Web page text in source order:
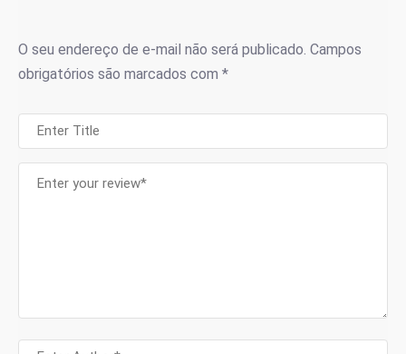
O seu endereço de e-mail não será publicado. Campos
obrigatórios são marcados com *